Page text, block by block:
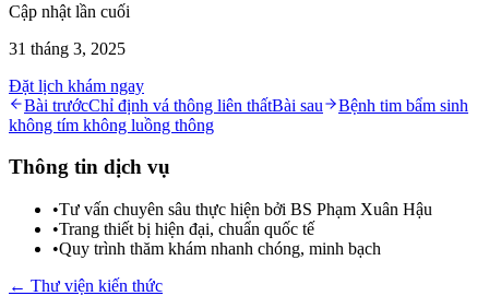
Cập nhật lần cuối
31 tháng 3, 2025
Đặt lịch khám ngay
Bài trướcChỉ định vá thông liên thấtBài sau
Bệnh tim bẩm sinh
không tím không luồng thông
Thông tin dịch vụ
•Tư vấn chuyên sâu thực hiện bởi BS Phạm Xuân Hậu
•Trang thiết bị hiện đại, chuẩn quốc tế
•Quy trình thăm khám nhanh chóng, minh bạch
← Thư viện kiến thức